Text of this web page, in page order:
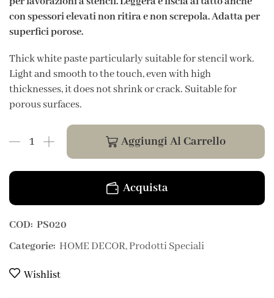
con spessori elevati non ritira e non screpola. Adatta per
superfici porose.
Thick white paste particularly suitable for stencil work.
Light and smooth to the touch, even with high
thicknesses, it does not shrink or crack. Suitable for
porous surfaces.
Aggiungi Al Carrello
Acquista
COD: PS020
Categorie: HOME DECOR,Prodotti Speciali
Wishlist